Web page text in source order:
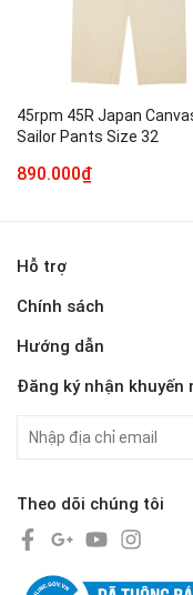
45rpm 45R Japan
Sailor Pants Size 32
890.000₫
Hỗ trợ
Chính sách
Hướng dẫn
Đăng ký nhận khuyến
Theo dõi chúng tôi